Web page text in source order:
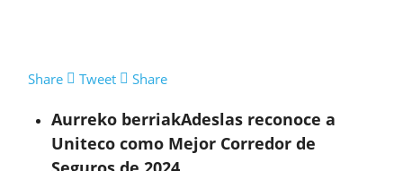
Share Tweet Share
Aurreko berriakAdeslas reconoce a
Uniteco como Mejor Corredor de